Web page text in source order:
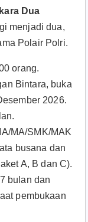
Dua
menjadi dua,
Polair Polri.
orang.
Bintara, buka
2026.
MA/SMK/MAK
busana dan
A, B dan C).
bulan dan
pembukaan